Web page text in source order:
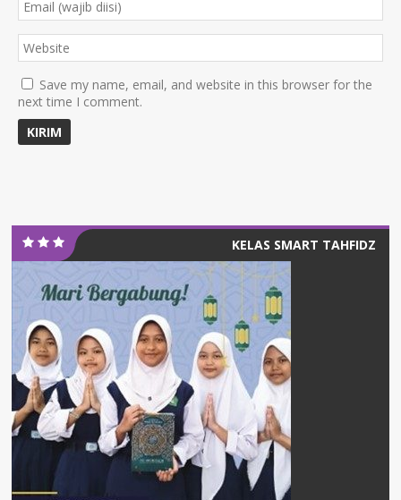
Save my name, email, and website in this browser for the
next time I comment.
KELAS SMART TAHFIDZ